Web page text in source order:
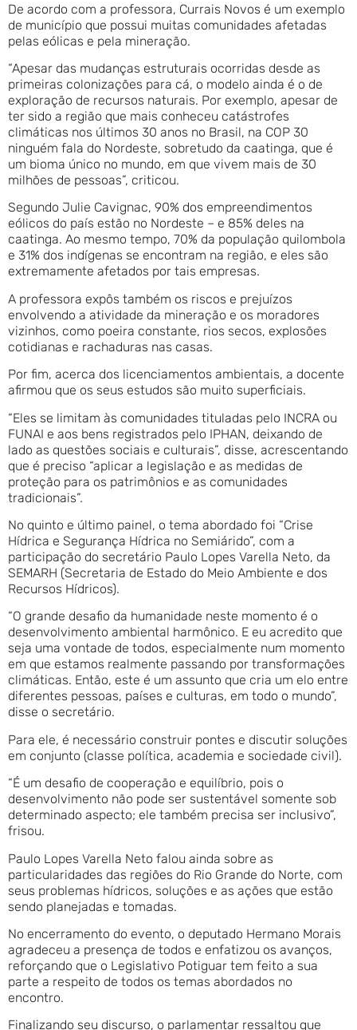
De acordo com a professora, Currais Novos é um exemplo
de município que possui muitas comunidades afetadas
pelas eólicas e pela mineração.
“Apesar das mudanças estruturais ocorridas desde as
primeiras colonizações para cá, o modelo ainda é o de
exploração de recursos naturais. Por exemplo, apesar de
ter sido a região que mais conheceu catástrofes
climáticas nos últimos 30 anos no Brasil, na COP 30
ninguém fala do Nordeste, sobretudo da caatinga, que é
um bioma único no mundo, em que vivem mais de 30
milhões de pessoas”, criticou.
Segundo Julie Cavignac, 90% dos empreendimentos
eólicos do país estão no Nordeste – e 85% deles na
caatinga. Ao mesmo tempo, 70% da população quilombola
e 31% dos indígenas se encontram na região, e eles são
extremamente afetados por tais empresas.
A professora expôs também os riscos e prejuízos
envolvendo a atividade da mineração e os moradores
vizinhos, como poeira constante, rios secos, explosões
cotidianas e rachaduras nas casas.
Por fim, acerca dos licenciamentos ambientais, a docente
afirmou que os seus estudos são muito superficiais.
“Eles se limitam às comunidades tituladas pelo INCRA ou
FUNAI e aos bens registrados pelo IPHAN, deixando de
lado as questões sociais e culturais”, disse, acrescentando
que é preciso “aplicar a legislação e as medidas de
proteção para os patrimônios e as comunidades
tradicionais”.
No quinto e último painel, o tema abordado foi “Crise
Hídrica e Segurança Hídrica no Semiárido”, com a
participação do secretário Paulo Lopes Varella Neto, da
SEMARH (Secretaria de Estado do Meio Ambiente e dos
Recursos Hídricos).
“O grande desafio da humanidade neste momento é o
desenvolvimento ambiental harmônico. E eu acredito que
seja uma vontade de todos, especialmente num momento
em que estamos realmente passando por transformações
climáticas. Então, este é um assunto que cria um elo entre
diferentes pessoas, países e culturas, em todo o mundo”,
disse o secretário.
Para ele, é necessário construir pontes e discutir soluções
em conjunto (classe política, academia e sociedade civil).
“É um desafio de cooperação e equilíbrio, pois o
desenvolvimento não pode ser sustentável somente sob
determinado aspecto; ele também precisa ser inclusivo”,
frisou.
Paulo Lopes Varella Neto falou ainda sobre as
particularidades das regiões do Rio Grande do Norte, com
seus problemas hídricos, soluções e as ações que estão
sendo planejadas e tomadas.
No encerramento do evento, o deputado Hermano Morais
agradeceu a presença de todos e enfatizou os avanços,
reforçando que o Legislativo Potiguar tem feito a sua
parte a respeito de todos os temas abordados no
encontro.
Finalizando seu discurso, o parlamentar ressaltou que